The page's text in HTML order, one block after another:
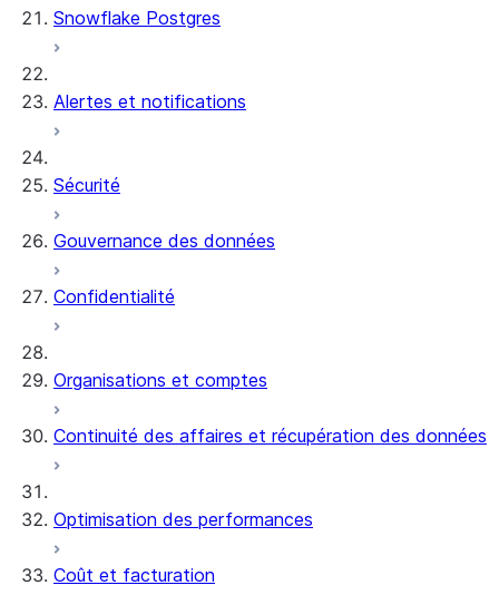
Snowflake Postgres
Alertes et notifications
Sécurité
Gouvernance des données
Confidentialité
Organisations et comptes
Continuité des affaires et récupération des données
Optimisation des performances
Coût et facturation